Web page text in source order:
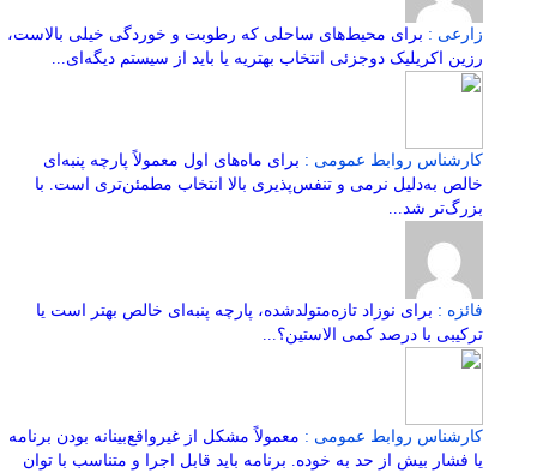
زارعی : برای محیط‌های ساحلی که رطوبت و خوردگی خیلی بالاست،
رزین اکریلیک دوجزئی انتخاب بهتریه یا باید از سیستم دیگه‌ای...
کارشناس روابط عمومی : برای ماه‌های اول معمولاً پارچه پنبه‌ای
خالص به‌دلیل نرمی و تنفس‌پذیری بالا انتخاب مطمئن‌تری است. با
بزرگ‌تر شد...
فائزه : برای نوزاد تازه‌متولدشده، پارچه پنبه‌ای خالص بهتر است یا
ترکیبی با درصد کمی الاستین؟...
کارشناس روابط عمومی : معمولاً مشکل از غیرواقع‌بینانه بودن برنامه
یا فشار بیش از حد به خوده. برنامه باید قابل اجرا و متناسب با توان